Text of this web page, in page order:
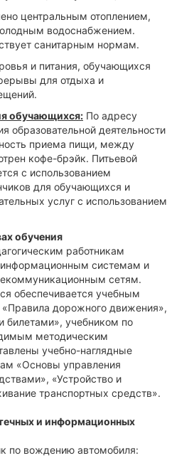
центральным отоплением,
водоснабжением.
санитарным нормам.
и питания, обучающихся
для отдыха и
обучающихся: По адресу
образовательной деятельности
приема пищи, между
кофе-брэйк. Питьевой
с использованием
для обучающихся и
услуг с использованием
обучения
работникам
информационным системам и
сетям.
обеспечивается учебным
дорожного движения»,
билетами», учебником по
методическим
учебно-наглядные
«Основы управления
«Устройство и
транспортных средств».
и информационных
по вождению автомобиля: